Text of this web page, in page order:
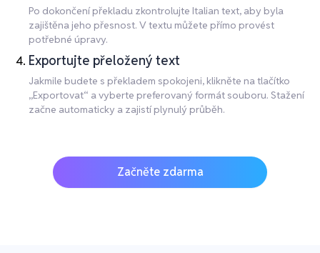
Po dokončení překladu zkontrolujte Italian text, aby byla
zajištěna jeho přesnost. V textu můžete přímo provést
potřebné úpravy.
Exportujte přeložený text
Jakmile budete s překladem spokojeni, klikněte na tlačítko
„Exportovat“ a vyberte preferovaný formát souboru. Stažení
začne automaticky a zajistí plynulý průběh.
Začněte zdarma